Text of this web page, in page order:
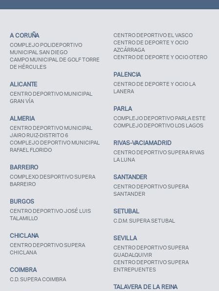
A CORUÑA
COMPLEJO POLIDEPORTIVO
MUNICIPAL SAN DIEGO
CAMPO MUNICIPAL DE GOLF TORRE
DE HÉRCULES
ALICANTE
CENTRO DEPORTIVO MUNICIPAL
GRAN VÍA
ALMERIA
CENTRO DEPORTIVO MUNICIPAL
JAIRO RUIZ-DISTRITO 6
COMPLEJO DEPORTIVO MUNICIPAL
RAFAEL FLORIDO
BARREIRO
COMPLEXO DESPORTIVO SUPERA
BARREIRO
BURGOS
CENTRO DEPORTIVO JOSÉ LUIS
TALAMILLO
CHICLANA
CENTRO DEPORTIVO SUPERA
CHICLANA
COIMBRA
C.D. SUPERA COIMBRA
CENTRO DEPORTIVO EL VASCO
CENTRO DE DEPORTE Y OCIO
AZCÁRRAGA
CENTRO DE DEPORTE Y OCIO OTERO
PALENCIA
CENTRO DE DEPORTE Y OCIO LA
LANERA
PARLA
COMPLEJO DEPORTIVO PARLA ESTE
COMPLEJO DEPORTIVO LOS LAGOS
RIVAS-VACIAMADRID
CENTRO DEPORTIVO SUPERA RIVAS
LA LUNA
SANTANDER
CENTRO DEPORTIVO SUPERA
SANTANDER
SETUBAL
C.D.M. SUPERA SETUBAL
SEVILLA
CENTRO DEPORTIVO SUPERA
GUADALQUIVIR
CENTRO DEPORTIVO SUPERA
ENTREPUENTES
TALAVERA DE LA REINA